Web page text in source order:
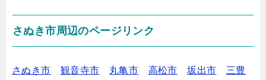
さぬき市周辺のページリンク
さぬき市 観音寺市 丸亀市 高松市 坂出市
三豊